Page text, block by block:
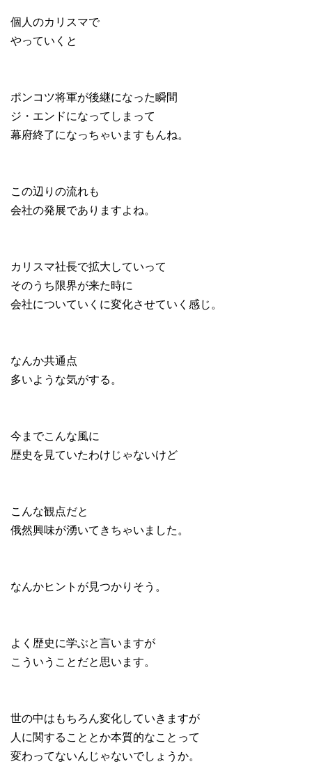
個人のカリスマで
やっていくと
ポンコツ将軍が後継になった瞬間
ジ・エンドになってしまって
幕府終了になっちゃいますもんね。
この辺りの流れも
会社の発展でありますよね。
カリスマ社長で拡大していって
そのうち限界が来た時に
会社についていくに変化させていく感じ。
なんか共通点
多いような気がする。
今までこんな風に
歴史を見ていたわけじゃないけど
こんな観点だと
俄然興味が湧いてきちゃいました。
なんかヒントが見つかりそう。
よく歴史に学ぶと言いますが
こういうことだと思います。
世の中はもちろん変化していきますが
人に関することとか本質的なことって
変わってないんじゃないでしょうか。